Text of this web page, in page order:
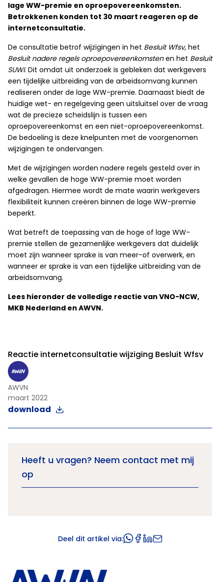
lage WW-premie en oproepovereenkomsten.
Betrokkenen konden tot 30 maart reageren op de
internetconsultatie.
De consultatie betrof wijzigingen in het Besluit Wfsv, het
Besluit nadere regels oproepovereenkomstenen het Besluit
SUWI. Dit omdat uit onderzoek is gebleken dat werkgevers
een tijdelijke uitbreiding van de arbeidsomvang kunnen
realiseren onder de lage WW-premie. Daarnaast biedt de
huidige wet- en regelgeving geen uitsluitsel over de vraag
wat de precieze scheidslijn is tussen een
oproepovereenkomst en een niet-oproepovereenkomst.
De bedoeling is deze knelpunten met de voorgenomen
wijzigingen te ondervangen.
Met de wijzigingen worden nadere regels gesteld over in
welke gevallen de hoge WW-premie moet worden
afgedragen. Hiermee wordt de mate waarin werkgevers
flexibiliteit kunnen creëren binnen de lage WW-premie
beperkt.
Wat betreft de toepassing van de hoge of lage WW-
premie stellen de gezamenlijke werkgevers dat duidelijk
moet zijn wanneer sprake is van meer-of overwerk, en
wanneer er sprake is van een tijdelijke uitbreiding van de
arbeidsomvang.
Lees hieronder de volledige reactie van VNO-NCW,
MKB Nederland en AWVN.
Reactie internetconsultatie wijziging Besluit Wfsv
AWVN
maart 2022
download
Heeft u vragen? Neem contact met mij
op
Deel dit artikel via: